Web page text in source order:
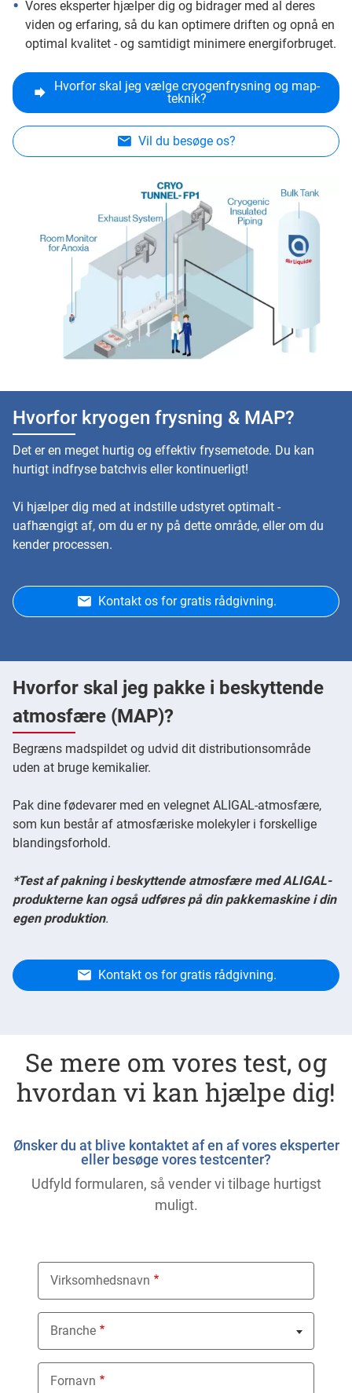
Vores eksperter hjælper dig og bidrager med al deres
viden og erfaring, så du kan optimere driften og opnå en
optimal kvalitet - og samtidigt minimere energiforbruget.
Hvorfor skal jeg vælge cryogenfrysning og map-
teknik?
Vil du besøge os?
Hvorfor kryogen frysning & MAP?
Det er en meget hurtig og effektiv frysemetode. Du kan
hurtigt indfryse batchvis eller kontinuerligt!
Vi hjælper dig med at indstille udstyret optimalt -
uafhængigt af, om du er ny på dette område, eller om du
kender processen.
Kontakt os for gratis rådgivning.
Hvorfor skal jeg pakke i beskyttende
atmosfære (MAP)?
Begræns madspildet og udvid dit distributionsområde
uden at bruge kemikalier.
Pak dine fødevarer med en velegnet ALIGAL-atmosfære,
som kun består af atmosfæriske molekyler i forskellige
blandingsforhold.
*Test af pakning i beskyttende atmosfære med ALIGAL-
produkterne kan også udføres på din pakkemaskine i din
egen produktion.
Kontakt os for gratis rådgivning.
Se mere om vores test, og
hvordan vi kan hjælpe dig!
Ønsker du at blive kontaktet af en af ​​vores eksperter
eller besøge vores testcenter?
Udfyld formularen, så vender vi tilbage hurtigst
muligt.
Virksomhedsnavn
Branche
Nothing selected
Fornavn